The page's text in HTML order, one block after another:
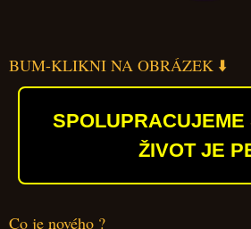
BUM-KLIKNI NA OBRÁZEK ⬇️
SPOLUPRACUJEME
ŽIVOT JE
Co je nového ?